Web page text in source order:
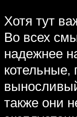
Хотя тут
Во всех
надежнее
котельные,
также они